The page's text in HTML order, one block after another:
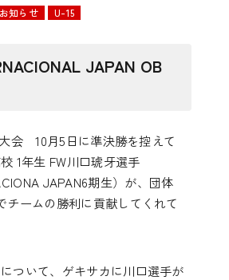
お知らせ U-15
JAPAN OB
会 10月5日に準決勝を控えて
1年生 FW川口琥牙選手
JAPAN6期生）が、団体
チームの勝利に貢献してくれて
ついて、ゲキサカに川口選手が